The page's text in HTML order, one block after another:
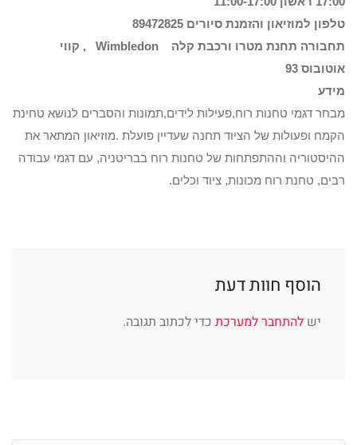
טלפון למוזיאון והזמנת סיורים 89472825
תחבורה תחנת מטרו ורכבת קלה
Wimbledon
, קווי
אוטובוס 93
מידע
מבחר דגמי טחנות רוח,פעילות לידים,תמונות והסברים לנושא טחינת
הקמח ופעולות של הציוד תחנה שעדיין פועלת .מוזיאון המתאר את
ההיסטוריה וההתפתחות של טחנות רוח בבריטניה, עם דגמי עבודה
רבים, טחנת רוח מכונות, ציוד וכלים.
הוסף חוות דעת
יש להתחבר למערכת כדי לכתוב תגובה.